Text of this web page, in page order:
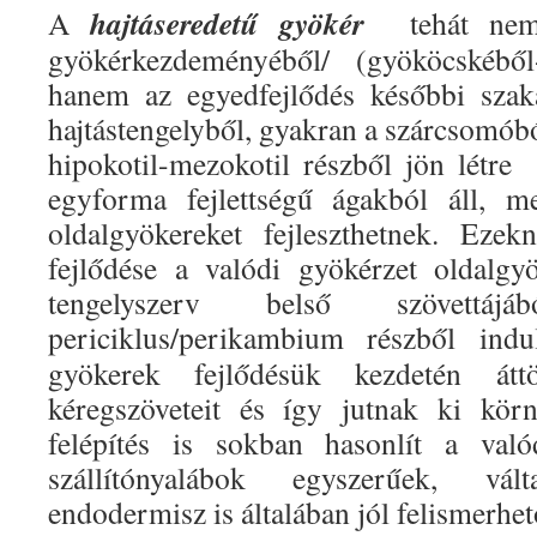
Ahajtáseredetű gyökértehát nem
gyökérkezdeményéből/
hanem az egyedfejlődés későbbi
hajtástengelyből, gyakran a
hipokotil-mezokotil részből jön létre
egyforma fejlettségű ágakból áll,
oldalgyökereket fejleszthetnek.
fejlődése a valódi gyökérzet
tengelyszerv belső
periciklus/perikambium részből
gyökerek fejlődésük kezdetén
kéregszöveteit és így jutnak ki
felépítés is sokban hasonlít a
szállítónyalábok egyszerűek,
endodermisz is általában jól